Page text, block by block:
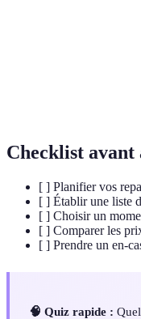
Checklist avant
[ ] Planifier vos
[ ] Établir une liste
[ ] Choisir un
[ ] Comparer les
[ ] Prendre un en-
🧠 Quiz rapide :